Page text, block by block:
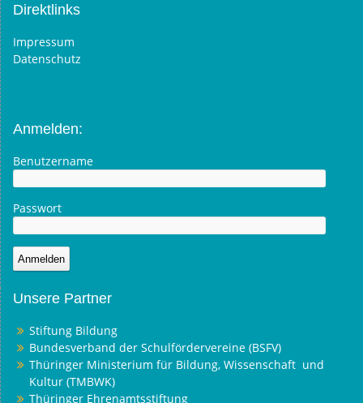
Direktlinks
Impressum
Datenschutz
Anmelden:
Benutzername
Passwort
Unsere Partner
Stiftung Bildung
Bundesverband der Schulfördervereine (BSFV)
Thüringer Ministerium für Bildung, Wissenschaft und
Kultur (TMBWK)
Thüringer Ehrenamtsstiftung